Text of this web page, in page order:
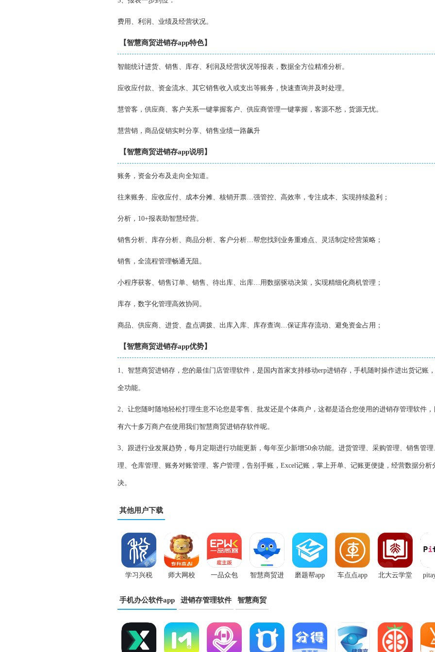
费用、利润、业绩及经营状况。
【智慧商贸进销存app特色】
智能统计进货、销售、库存、利润及经营状况等报表，数据全方位精准分析。
应收应付款、资金流水、其它销售收入或支出等账务，快速查询并及时处理。
慧管客，供应商、客户关系一键掌握客户、供应商管理一键掌握，客源不愁，货源无忧。
慧营销，商品促销实时分享、销售业绩一路飙升
【智慧商贸进销存app说明】
账务，资金分布及走向全知道。
往来账务、应收应付、成本分摊、核销开票…强管控、高效率，专注成本、实现持续盈利；
分析，10+报表助智慧经营。
销售分析、库存分析、商品分析、客户分析…帮您找到业务重难点、灵活制定经营策略；
销售，全流程管理畅通无阻。
小程序获客、销售订单、销售、待出库、出库…用数据驱动决策，实现精细化商机管理；
库存，数字化管理高效协同。
商品、供应商、进货、盘点调拨、出库入库、库存查询…保证库存流动、避免资金占用；
【智慧商贸进销存app优势】
1、智慧商贸进销存，您的最佳门店管理软件，是国内首家支持移动erp进销存，手机随时操作进出货记账
全功能。
2、让您随时随地轻松打理生意不论您是零售、批发还是个体商户，这都是适合您使用的进销存管理软件，
有六十多万商户在使用我们智慧商贸进销存软件呢。
3、跟进行业发展趋势，每月定期进行功能更新，每年至少新增50余功能。进货管理、采购管理、销售管理
理、仓库管理、账务对账管理、客户管理，告别手账，Excel记账，掌上开单、记账更便捷，经营数据分析
决。
其他用户下载
学习兴税
app
师大网校
app
一品众包
app
智慧商贸进
销存免费版
磨题帮app 车点点app 北大云学堂
手机办公软件app 进销存管理软件 智慧商贸